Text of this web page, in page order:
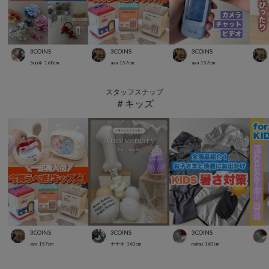
3COINS
Suu☺︎ 168cm
3COINS
aya 157cm
3COINS
aya 157cm
スタッフスナップ
＃キッズ
3COINS
aya 157cm
3COINS
ナナオ 163cm
3COINS
matsu 163cm